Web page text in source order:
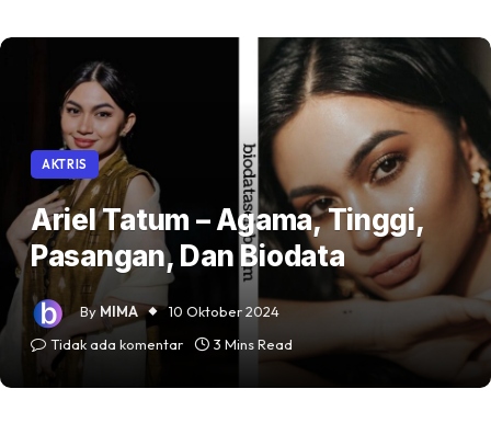
AKTRIS
Ariel Tatum – Agama, Tinggi,
Pasangan, Dan Biodata
By MIMA
10 Oktober 2024
Tidak ada komentar
3 Mins Read